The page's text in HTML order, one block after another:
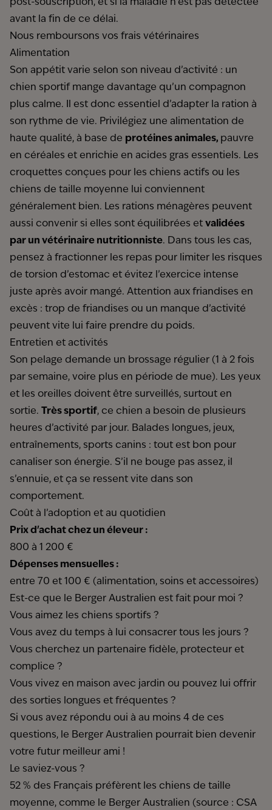
post-souscription, et si la maladie n’est pas détectée
avant la fin de ce délai.
Nous remboursons vos frais vétérinaires
Alimentation
Son appétit varie selon son niveau d’activité : un
chien sportif mange davantage qu’un compagnon
plus calme. Il est donc essentiel d’adapter la ration à
son rythme de vie. Privilégiez une alimentation de
haute qualité, à base de protéines animales, pauvre
en céréales et enrichie en acides gras essentiels. Les
croquettes conçues pour les chiens actifs ou les
chiens de taille moyenne lui conviennent
généralement bien. Les rations ménagères peuvent
aussi convenir si elles sont équilibrées et validées
par un vétérinaire nutritionniste. Dans tous les cas,
pensez à fractionner les repas pour limiter les risques
de torsion d’estomac et évitez l’exercice intense
juste après avoir mangé. Attention aux friandises en
excès : trop de friandises ou un manque d’activité
peuvent vite lui faire prendre du poids.
Entretien et activités
Son pelage demande un brossage régulier (1 à 2 fois
par semaine, voire plus en période de mue). Les yeux
et les oreilles doivent être surveillés, surtout en
sortie.
Très sportif, ce chien a besoin de plusieurs
heures d’activité par jour. Balades longues, jeux,
entraînements, sports canins : tout est bon pour
canaliser son énergie. S’il ne bouge pas assez, il
s’ennuie, et ça se ressent vite dans son
comportement.
Coût à l’adoption et au quotidien
Prix d'achat chez un éleveur :
800 à 1 200 €
Dépenses mensuelles :
entre 70 et 100 € (alimentation, soins et accessoires)
Est-ce que le Berger Australien est fait pour moi ?
Vous aimez les chiens sportifs ?
Vous avez du temps à lui consacrer tous les jours ?
Vous cherchez un partenaire fidèle, protecteur et
complice ?
Vous vivez en maison avec jardin ou pouvez lui offrir
des sorties longues et fréquentes ?
Si vous avez répondu oui à au moins 4 de ces
questions, le Berger Australien pourrait bien devenir
votre futur meilleur ami !
Le saviez-vous ?
52 % des Français préfèrent les chiens de taille
moyenne, comme le Berger Australien (source : CSA